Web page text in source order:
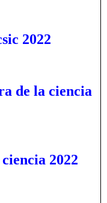
2022
de la ciencia
2022